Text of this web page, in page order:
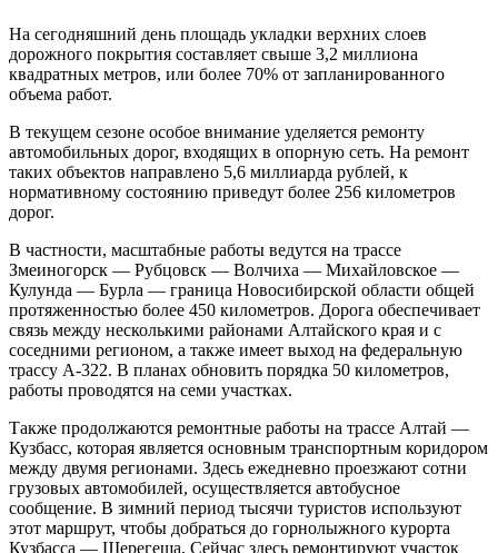
На сегодняшний день площадь укладки верхних слоев
дорожного покрытия составляет свыше 3,2 миллиона
квадратных метров, или более 70% от запланированного
объема работ.
В текущем сезоне особое внимание уделяется ремонту
автомобильных дорог, входящих в опорную сеть. На ремонт
таких объектов направлено 5,6 миллиарда рублей, к
нормативному состоянию приведут более 256 километров
дорог.
В частности, масштабные работы ведутся на трассе
Змеиногорск — Рубцовск — Волчиха — Михайловское —
Кулунда — Бурла — граница Новосибирской области общей
протяженностью более 450 километров. Дорога обеспечивает
связь между несколькими районами Алтайского края и с
соседними регионом, а также имеет выход на федеральную
трассу А-322. В планах обновить порядка 50 километров,
работы проводятся на семи участках.
Также продолжаются ремонтные работы на трассе Алтай —
Кузбасс, которая является основным транспортным коридором
между двумя регионами. Здесь ежедневно проезжают сотни
грузовых автомобилей, осуществляется автобусное
сообщение. В зимний период тысячи туристов используют
этот маршрут, чтобы добраться до горнолыжного курорта
Кузбасса — Шерегеша. Сейчас здесь ремонтируют участок